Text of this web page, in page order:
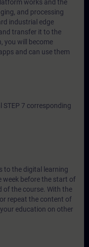
works and the
and processing
industrial edge
transfer it to the
you will become
and can use them
STEP 7 corresponding
to the digital learning
week before the start of
of the course. With the
repeat the content of
education on other